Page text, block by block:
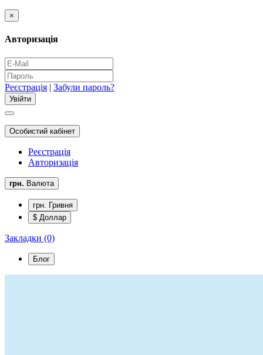
×
Авторизація
Реєстрація | Забули пароль?
Особистий кабінет
Реєстрація
Авторизація
грн. Валюта
грн. Гривня
$ Доллар
Закладки (0)
Блог